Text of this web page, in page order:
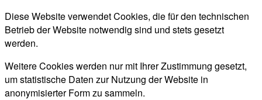
Diese Website verwendet Cookies, die für den technischen
Betrieb der Website notwendig sind und stets gesetzt
werden.
Weitere Cookies werden nur mit Ihrer Zustimmung gesetzt,
um statistische Daten zur Nutzung der Website in
anonymisierter Form zu sammeln.